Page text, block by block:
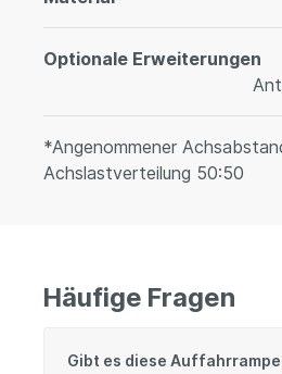
Optionale Erweiterungen
*Angenommener
Achslastverteilung 50:50
Häufige Fragen
Gibt es diese